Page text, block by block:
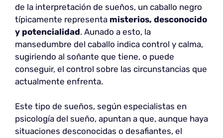
de la interpretación de sueños, un caballo negro
típicamente representa misterios, desconocido
y potencialidad. Aunado a esto, la
mansedumbre del caballo indica control y calma,
sugiriendo al soñante que tiene, o puede
conseguir, el control sobre las circunstancias que
actualmente enfrenta.
Este tipo de sueños, según especialistas en
psicología del sueño, apuntan a que, aunque haya
situaciones desconocidas o desafiantes, el